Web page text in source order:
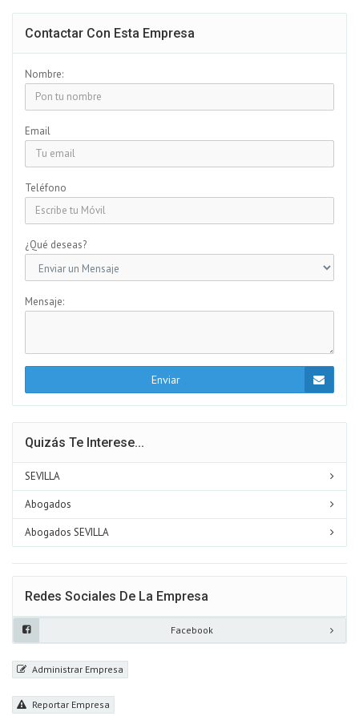
Contactar Con Esta Empresa
Nombre:
Email
Teléfono
¿Qué deseas?
Mensaje:
Enviar
Quizás Te Interese...
SEVILLA
Abogados
Abogados SEVILLA
Redes Sociales De La Empresa
Facebook
Administrar Empresa
Reportar Empresa